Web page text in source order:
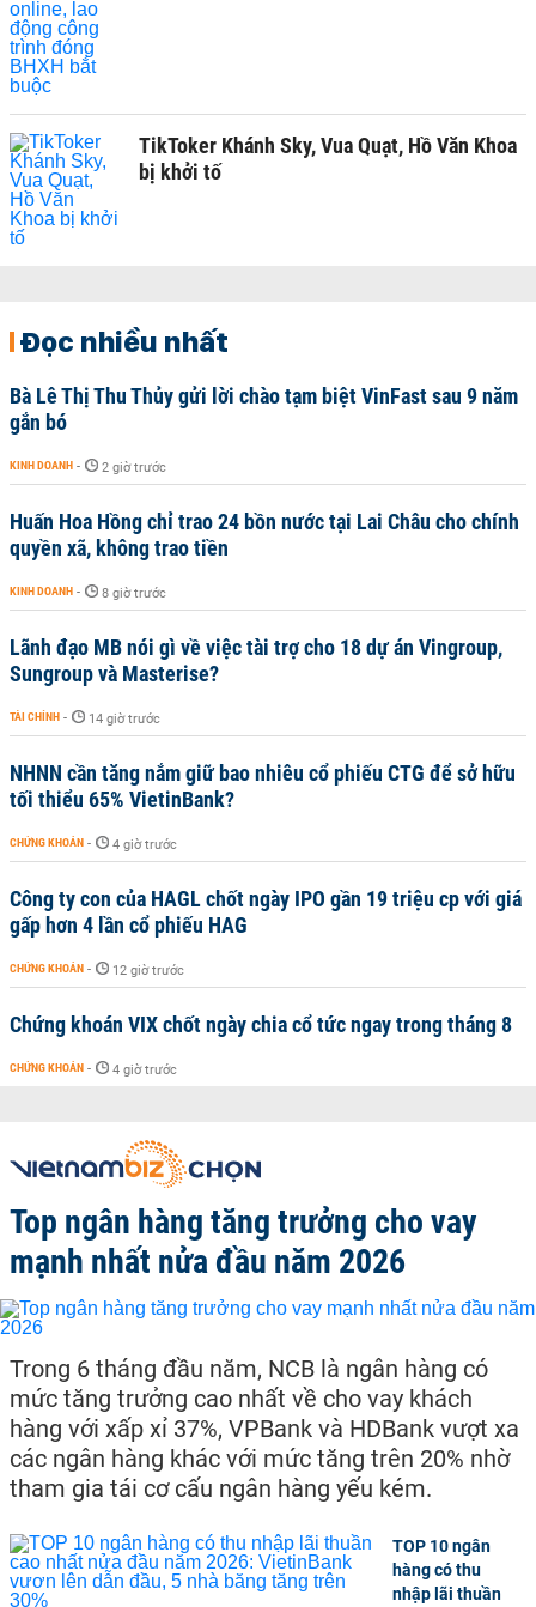
TikToker Khánh Sky, Vua Quạt, Hồ Văn Khoa
bị khởi tố
Đọc nhiều nhất
Bà Lê Thị Thu Thủy gửi lời chào tạm biệt VinFast sau 9 năm
gắn bó
KINH DOANH - 2 giờ trước
Huấn Hoa Hồng chỉ trao 24 bồn nước tại Lai Châu cho chính
quyền xã, không trao tiền
KINH DOANH - 8 giờ trước
Lãnh đạo MB nói gì về việc tài trợ cho 18 dự án Vingroup,
Sungroup và Masterise?
TÀI CHÍNH - 14 giờ trước
NHNN cần tăng nắm giữ bao nhiêu cổ phiếu CTG để sở hữu
tối thiểu 65% VietinBank?
CHỨNG KHOÁN - 4 giờ trước
Công ty con của HAGL chốt ngày IPO gần 19 triệu cp với giá
gấp hơn 4 lần cổ phiếu HAG
CHỨNG KHOÁN - 12 giờ trước
Chứng khoán VIX chốt ngày chia cổ tức ngay trong tháng 8
CHỨNG KHOÁN - 4 giờ trước
Top ngân hàng tăng trưởng cho vay
mạnh nhất nửa đầu năm 2026
Trong 6 tháng đầu năm, NCB là ngân hàng có
mức tăng trưởng cao nhất về cho vay khách
hàng với xấp xỉ 37%, VPBank và HDBank vượt xa
các ngân hàng khác với mức tăng trên 20% nhờ
tham gia tái cơ cấu ngân hàng yếu kém.
TOP 10 ngân
hàng có thu
nhập lãi thuần